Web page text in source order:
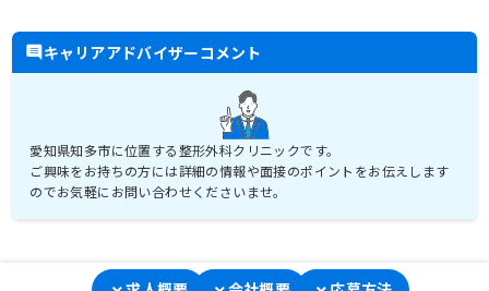
キャリアアドバイザーコメント
愛知県知多市に位置する整形外科クリニックです。
ご興味をお持ちの方には詳細の情報や面接のポイントをお伝えします